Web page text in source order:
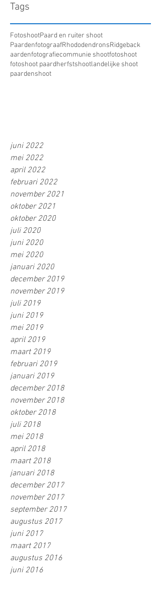
Tags
FotoshootPaard en ruiter shoot
PaardenfotograafRhododendronsRidgeback
aardenfotografiecommunie shootfotoshoot
fotoshoot paardherfstshootlandelijke shoot
paardenshoot
juni 2022
mei 2022
april 2022
februari 2022
november 2021
oktober 2021
oktober 2020
juli 2020
juni 2020
mei 2020
januari 2020
december 2019
november 2019
juli 2019
juni 2019
mei 2019
april 2019
maart 2019
februari 2019
januari 2019
december 2018
november 2018
oktober 2018
juli 2018
mei 2018
april 2018
maart 2018
januari 2018
december 2017
november 2017
september 2017
augustus 2017
juni 2017
maart 2017
augustus 2016
juni 2016